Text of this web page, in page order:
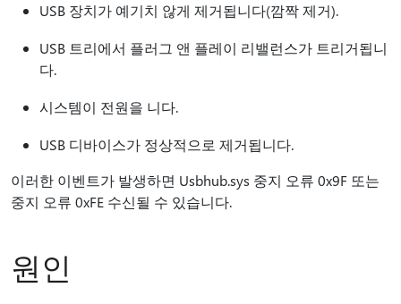
USB 장치가 예기치 않게 제거됩니다(깜짝 제거).
USB 트리에서 플러그 앤 플레이 리밸런스가 트리거됩니
다.
시스템이 전원을 니다.
USB 디바이스가 정상적으로 제거됩니다.
이러한 이벤트가 발생하면 Usbhub.sys 중지 오류 0x9F 또는
중지 오류 0xFE 수신될 수 있습니다.
원인